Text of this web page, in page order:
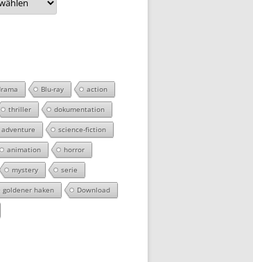
Blu-ray action
thriller dokumentation
adventure science-fiction
animation horror
mystery serie
goldener haken Download